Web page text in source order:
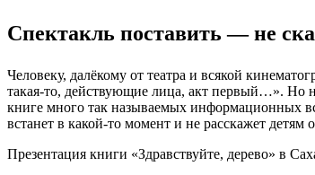
Спектакль поставить — не
Человеку, далёкому от театра и всякой
такая-то, действующие лица, акт первый…». Но
книге много так называемых информационных
встанет в какой-то момент и не расскажет детям
Презентация книги «Здравствуйте, дерево» в